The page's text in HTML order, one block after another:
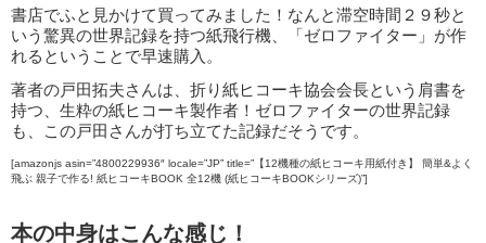
書店でふと見かけて買ってみました！なんと滞空時間２９秒と
いう驚異の世界記録を持つ紙飛行機、「ゼロファイター」が作
れるということで早速購入。
著者の戸田拓夫さんは、折り紙ヒコーキ協会会長という肩書を
持つ、生粋の紙ヒコーキ製作者！ゼロファイターの世界記録
も、この戸田さんが打ち立てた記録だそうです。
[amazonjs asin=”4800229936″ locale=”JP” title=”【12機種の紙ヒコーキ用紙付き】 簡単&よく
飛ぶ 親子で作る! 紙ヒコーキBOOK 全12機 (紙ヒコーキBOOKシリーズ)”]
本の中身はこんな感じ！